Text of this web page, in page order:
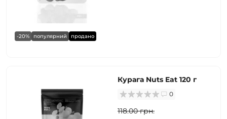
-20% популярний продано
Курага Nuts Eat 120 г
0
118.00 грн.